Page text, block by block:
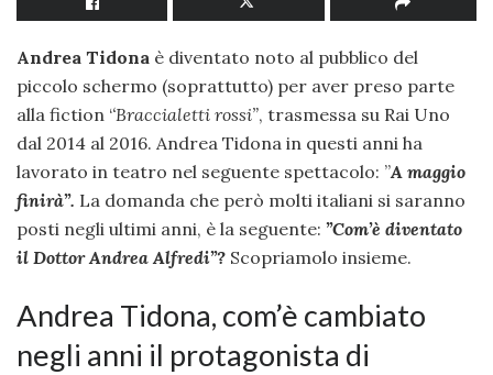
Andrea Tidona è diventato noto al pubblico del
piccolo schermo (soprattutto) per aver preso parte
alla fiction ‘‘Braccialetti rossi”, trasmessa su Rai Uno
dal 2014 al 2016. Andrea Tidona in questi anni ha
lavorato in teatro nel seguente spettacolo: ”A maggio
finirà”. La domanda che però molti italiani si saranno
posti negli ultimi anni, è la seguente: ”Com’è diventato
il Dottor Andrea Alfredi”? Scopriamolo insieme.
Andrea Tidona, com’è cambiato
negli anni il protagonista di